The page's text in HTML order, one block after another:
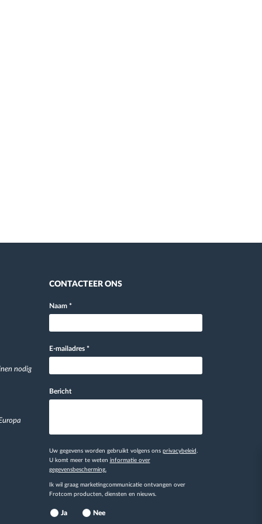
nodig
CONTACTEER ONS
Naam *
E-mailadres *
Bericht
Uw gegevens worden gebruikt volgens ons privacybeleid
U komt meer te weten informatie over
gegevensbescherming.
Ik wil graag marketingcommunicatie ontvangen over
Frotcom producten, diensten en nieuws.
Ja Nee